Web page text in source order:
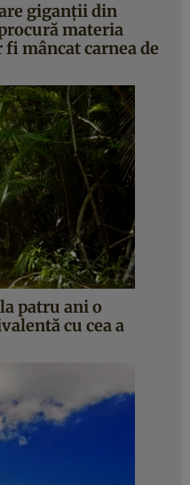
giganţii din
materia
fi mâncat carnea de
patru ani o
cu cea a